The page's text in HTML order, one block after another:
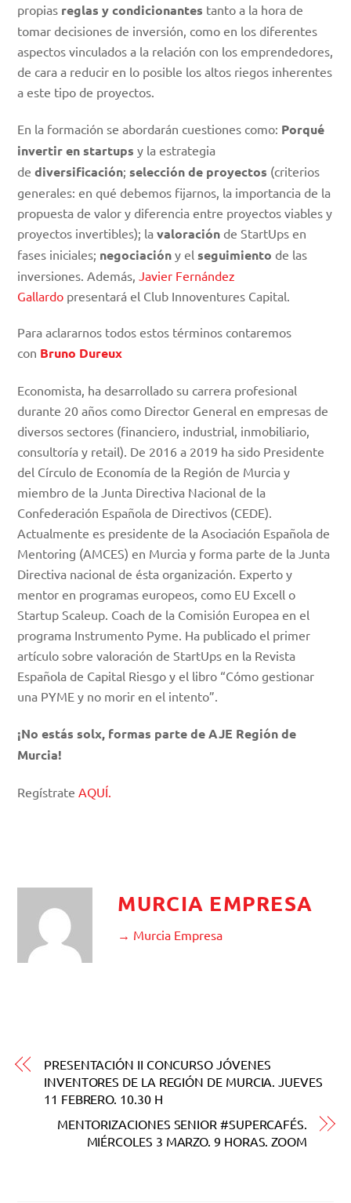
propias reglas y condicionantes tanto a la hora de
tomar decisiones de inversión, como en los diferentes
aspectos vinculados a la relación con los emprendedores,
de cara a reducir en lo posible los altos riegos inherentes
a este tipo de proyectos.
En la formación se abordarán cuestiones como: Porqué
invertir en startups y la estrategia
dediversificación; selección de proyectos (criterios
generales: en qué debemos fijarnos, la importancia de la
propuesta de valor y diferencia entre proyectos viables y
proyectos invertibles); lavaloración de StartUps en
fases iniciales; negociación y el seguimiento de las
inversiones. Además,
Javier Fernández
Gallardo presentará el Club Innoventures Capital.
Para aclararnos todos estos términos contaremos
con Bruno Dureux
Economista, ha desarrollado su carrera profesional
durante 20 años como Director General en empresas de
diversos sectores (financiero, industrial, inmobiliario,
consultoría y retail). De 2016 a 2019 ha sido Presidente
del Círculo de Economía de la Región de Murcia y
miembro de la Junta Directiva Nacional de la
Confederación Española de Directivos (CEDE).
Actualmente es presidente de la Asociación Española de
Mentoring (AMCES) en Murcia y forma parte de la Junta
Directiva nacional de ésta organización. Experto y
mentor en programas europeos, como EU Excell o
Startup Scaleup. Coach de la Comisión Europea en el
programa Instrumento Pyme. Ha publicado el primer
artículo sobre valoración de StartUps en la Revista
Española de Capital Riesgo y el libro “Cómo gestionar
una PYME y no morir en el intento”.
¡No estás solx, formas parte de AJE Región de
Murcia!
Regístrate AQUÍ.
MURCIA EMPRESA
→ Murcia Empresa
PRESENTACIÓN II CONCURSO JÓVENES
INVENTORES DE LA REGIÓN DE MURCIA. JUEVES
11 FEBRERO. 10.30 H
MENTORIZACIONES SENIOR #SUPERCAFÉS.
MIÉRCOLES 3 MARZO. 9 HORAS. ZOOM